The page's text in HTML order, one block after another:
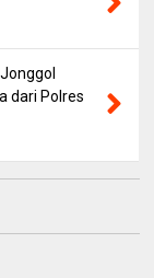
dari Polres